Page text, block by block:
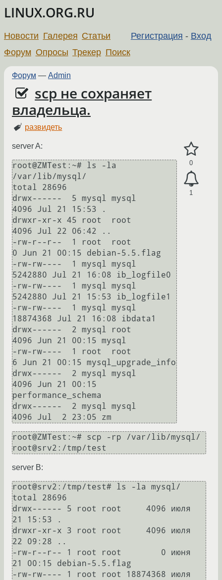
LINUX.ORG.RU
Регистрация - Вход
Новости Галерея Статьи
Форум Опросы Трекер Поиск
Форум — Admin
scp не сохраняет
владельца.
развидеть
0
1
server A:
root@ZMTest:~# ls -la
/var/lib/mysql/
total 28696
drwx------  5 mysql mysql
4096 Jul 21 15:53 .
drwxr-xr-x 45 root  root
4096 Jul 22 06:42 ..
-rw-r--r--  1 root  root
0 Jun 21 00:15 debian-5.5.flag
-rw-rw----  1 mysql mysql
5242880 Jul 21 16:08 ib_logfile0
-rw-rw----  1 mysql mysql
5242880 Jul 21 15:53 ib_logfile1
-rw-rw----  1 mysql mysql
18874368 Jul 21 16:08 ibdata1
drwx------  2 mysql root
4096 Jun 21 00:15 mysql
-rw-rw----  1 root  root
6 Jun 21 00:15 mysql_upgrade_info
drwx------  2 mysql mysql
4096 Jun 21 00:15
performance_schema
drwx------  2 mysql mysql
root@ZMTest:~# scp -rp /var/lib/mysql/
root@srv2:/tmp/test
server В:
root@srv2:/tmp/test# ls -la mysql/
total 28696
drwx------ 5 root root     4096 июля
21 15:53 .
drwxr-xr-x 3 root root     4096 июля
22 09:28 ..
-rw-r--r-- 1 root root        0 июня
21 00:15 debian-5.5.flag
-rw-rw---- 1 root root 18874368 июля